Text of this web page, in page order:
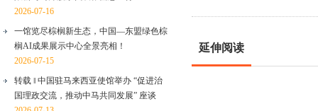
2026-07-16
一馆览尽棕榈新生态，中国—东盟绿色棕
榈AI成果展示中心全景亮相！
2026-07-15
转载 ‖ 中国驻马来西亚使馆举办 “促进治
国理政交流，推动中马共同发展” 座谈
延伸阅读